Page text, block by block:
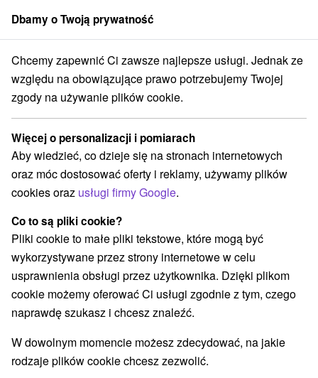
członek grupySorger
Nitriansky kraj Kráľová nad Váhom Zbiornik Kráľová
Zbiornik Kráľová
Wyświetl stronę internetową
Przejdź do
Facebook
925 62 VáhovceGPS:
N +48° 12' 53.41''
E +17° 48' 54.67''
Dbamy o Twoją prywatność
Chcemy zapewnić Ci zawsze najlepsze usługi. Jednak ze
względu na obowiązujące prawo potrzebujemy Twojej
zgody na używanie plików cookie.
Więcej o personalizacji i pomiarach
Aby wiedzieć, co dzieje się na stronach internetowych
oraz móc dostosować oferty i reklamy, używamy plików
cookies oraz usługi firmy Google.
Co to są pliki cookie?
Pliki cookie to małe pliki tekstowe, które mogą być
wykorzystywane przez strony internetowe w celu
usprawnienia obsługi przez użytkownika. Dzięki plikom
cookie możemy oferować Ci usługi zgodnie z tym, czego
naprawdę szukasz i chcesz znaleźć.
W dowolnym momencie możesz zdecydować, na jakie
rodzaje plików cookie chcesz zezwolić.